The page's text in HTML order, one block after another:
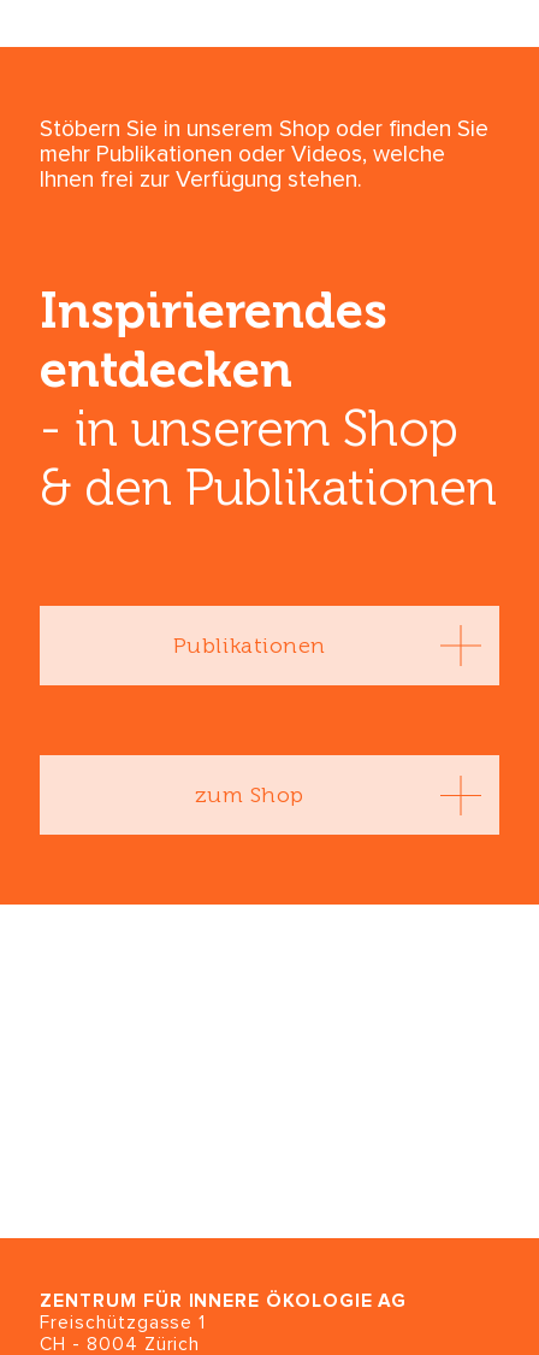
Stöbern Sie in unserem Shop oder finden Sie
mehr Publikationen oder Videos, welche
Ihnen frei zur Verfügung stehen.
Inspirierendes
entdecken
- in unserem Shop
& den ­Publikationen
Publikationen
zum Shop
ZENTRUM FÜR INNERE ÖKOLOGIE AG
Freischützgasse 1
CH - 8004 Zürich